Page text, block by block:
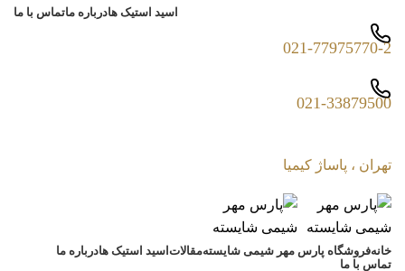
اسید استیک هادرباره ماتماس با ما
021-77975770-2
021-33879500
تهران ، پاساژ کیمیا
خانهفروشگاه پارس مهر شیمی شایستهمقالات اسید استیک هادرباره ما
تماس با ما